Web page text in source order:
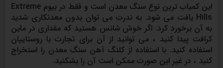
این کمیاب ترین نوع سنگ معدن است و فقط در بیوم Extreme
Hills یافت می شود. به ندرت می توان بدون معدنکاری شدید
به آن برخورد کرد. اگر خوش شانس هستید که مقداری در ماین
کرافت پیدا کنید ، می توانید از آن برای تجارت با روستاییان
استفاده کنید. با استفاده از کلنگ آهن سنگ معدن را استخراج
کنید ، در غیر این صورت ممکن است آن را بشکنید.